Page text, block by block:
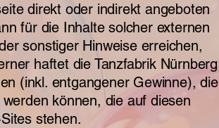
direkt oder indirekt angeboten
für die Inhalte solcher externen
sonstiger Hinweise erreichen,
haftet die Tanzfabrik Nürnberg
(inkl. entgangener Gewinne), die
können, die auf diesen
stehen.